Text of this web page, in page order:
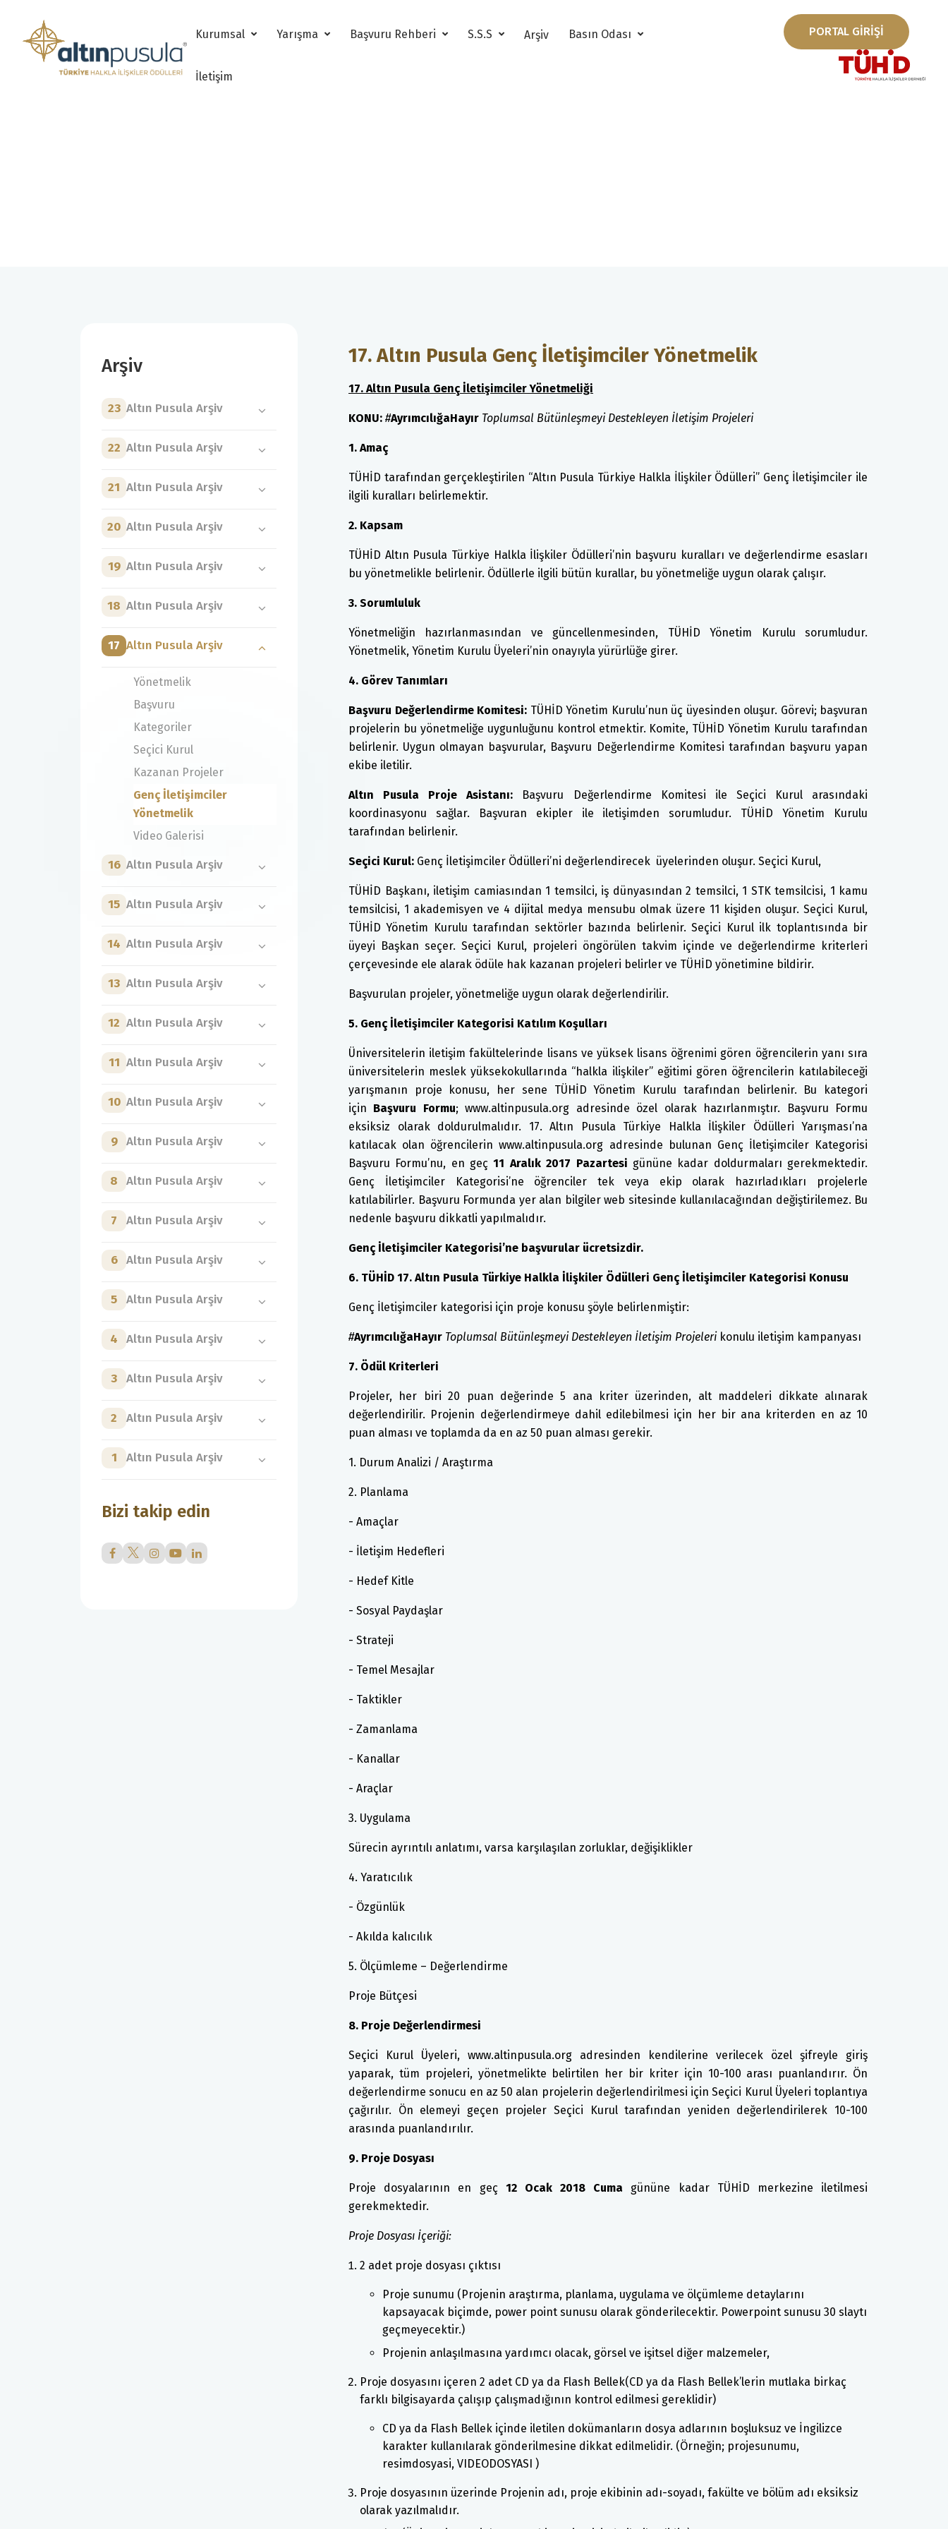
Kurumsal Yarışma Başvuru Rehberi S.S.S Arşiv Basın Odası
İletişim
PORTAL GİRİŞİ
17. Altın Pusula Genç İletişimciler Yönetmelik
17. Altın Pusula Genç İletişimciler Yönetmeliği
KONU: #AyrımcılığaHayır Toplumsal Bütünleşmeyi Destekleyen İletişim Projeleri
1. Amaç
TÜHİD tarafından gerçekleştirilen “Altın Pusula Türkiye Halkla İlişkiler Ödülleri” Genç İletişimciler ile
ilgili kuralları belirlemektir.
2. Kapsam
TÜHİD Altın Pusula Türkiye Halkla İlişkiler Ödülleri’nin başvuru kuralları ve değerlendirme esasları
bu yönetmelikle belirlenir. Ödüllerle ilgili bütün kurallar, bu yönetmeliğe uygun olarak çalışır.
3. Sorumluluk
Yönetmeliğin hazırlanmasından ve güncellenmesinden, TÜHİD Yönetim Kurulu sorumludur.
Yönetmelik, Yönetim Kurulu Üyeleri’nin onayıyla yürürlüğe girer.
4. Görev Tanımları
Başvuru Değerlendirme Komitesi: TÜHİD Yönetim Kurulu’nun üç üyesinden oluşur. Görevi; başvuran
projelerin bu yönetmeliğe uygunluğunu kontrol etmektir. Komite, TÜHİD Yönetim Kurulu tarafından
belirlenir. Uygun olmayan başvurular, Başvuru Değerlendirme Komitesi tarafından başvuru yapan
ekibe iletilir.
Altın Pusula Proje Asistanı: Başvuru Değerlendirme Komitesi ile Seçici Kurul arasındaki
koordinasyonu sağlar. Başvuran ekipler ile iletişimden sorumludur. TÜHİD Yönetim Kurulu
tarafından belirlenir.
Seçici Kurul: Genç İletişimciler Ödülleri’ni değerlendirecek üyelerinden oluşur. Seçici Kurul,
TÜHİD Başkanı, iletişim camiasından 1 temsilci, iş dünyasından 2 temsilci, 1 STK temsilcisi, 1 kamu
temsilcisi, 1 akademisyen ve 4 dijital medya mensubu olmak üzere 11 kişiden oluşur. Seçici Kurul,
TÜHİD Yönetim Kurulu tarafından sektörler bazında belirlenir. Seçici Kurul ilk toplantısında bir
üyeyi Başkan seçer. Seçici Kurul, projeleri öngörülen takvim içinde ve değerlendirme kriterleri
çerçevesinde ele alarak ödüle hak kazanan projeleri belirler ve TÜHİD yönetimine bildirir.
Başvurulan projeler, yönetmeliğe uygun olarak değerlendirilir.
5. Genç İletişimciler Kategorisi Katılım Koşulları
Üniversitelerin iletişim fakültelerinde lisans ve yüksek lisans öğrenimi gören öğrencilerin yanı sıra
üniversitelerin meslek yüksekokullarında “halkla ilişkiler” eğitimi gören öğrencilerin katılabileceği
yarışmanın proje konusu, her sene TÜHİD Yönetim Kurulu tarafından belirlenir. Bu kategori
için Başvuru Formu; www.altinpusula.org adresinde özel olarak hazırlanmıştır. Başvuru Formu
eksiksiz olarak doldurulmalıdır. 17. Altın Pusula Türkiye Halkla İlişkiler Ödülleri Yarışması’na
katılacak olan öğrencilerin www.altinpusula.org adresinde bulunan Genç İletişimciler Kategorisi
Başvuru Formu’nu, en geç11 Aralık 2017 Pazartesi gününe kadar doldurmaları gerekmektedir.
Genç İletişimciler Kategorisi’ne öğrenciler tek veya ekip olarak hazırladıkları projelerle
katılabilirler. Başvuru Formunda yer alan bilgiler web sitesinde kullanılacağından değiştirilemez. Bu
nedenle başvuru dikkatli yapılmalıdır.
Genç İletişimciler Kategorisi’ne başvurular ücretsizdir.
6. TÜHİD 17. Altın Pusula Türkiye Halkla İlişkiler Ödülleri Genç İletişimciler Kategorisi Konusu
Genç İletişimciler kategorisi için proje konusu şöyle belirlenmiştir:
#AyrımcılığaHayır Toplumsal Bütünleşmeyi Destekleyen İletişim Projeleri konulu iletişim kampanyası
7. Ödül Kriterleri
Projeler, her biri 20 puan değerinde 5 ana kriter üzerinden, alt maddeleri dikkate alınarak
değerlendirilir. Projenin değerlendirmeye dahil edilebilmesi için her bir ana kriterden en az 10
puan alması ve toplamda da en az 50 puan alması gerekir.
1. Durum Analizi / Araştırma
2. Planlama
- Amaçlar
- İletişim Hedefleri
- Hedef Kitle
- Sosyal Paydaşlar
- Strateji
- Temel Mesajlar
- Taktikler
- Zamanlama
- Kanallar
- Araçlar
3. Uygulama
Sürecin ayrıntılı anlatımı, varsa karşılaşılan zorluklar, değişiklikler
4. Yaratıcılık
- Özgünlük
- Akılda kalıcılık
5. Ölçümleme – Değerlendirme
Proje Bütçesi
8. Proje Değerlendirmesi
Seçici Kurul Üyeleri, www.altinpusula.org adresinden kendilerine verilecek özel şifreyle giriş
yaparak, tüm projeleri, yönetmelikte belirtilen her bir kriter için 10-100 arası puanlandırır. Ön
değerlendirme sonucu en az 50 alan projelerin değerlendirilmesi için Seçici Kurul Üyeleri toplantıya
çağırılır. Ön elemeyi geçen projeler Seçici Kurul tarafından yeniden değerlendirilerek 10-100
arasında puanlandırılır.
9. Proje Dosyası
Proje dosyalarının en geç 12 Ocak 2018 Cuma gününe kadar TÜHİD merkezine iletilmesi
gerekmektedir.
Proje Dosyası İçeriği:
2 adet proje dosyası çıktısı
Proje sunumu (Projenin araştırma, planlama, uygulama ve ölçümleme detaylarını
kapsayacak biçimde, power point sunusu olarak gönderilecektir. Powerpoint sunusu 30 slaytı
geçmeyecektir.)
Projenin anlaşılmasına yardımcı olacak, görsel ve işitsel diğer malzemeler,
Proje dosyasını içeren 2 adet CD ya da Flash Bellek(CD ya da Flash Bellek’lerin mutlaka birkaç
farklı bilgisayarda çalışıp çalışmadığının kontrol edilmesi gereklidir)
CD ya da Flash Bellek içinde iletilen dokümanların dosya adlarının boşluksuz ve İngilizce
karakter kullanılarak gönderilmesine dikkat edilmelidir. (Örneğin; projesunumu,
resimdosyasi, VIDEODOSYASI )
Proje dosyasının üzerinde Projenin adı, proje ekibinin adı-soyadı, fakülte ve bölüm adı eksiksiz
olarak yazılmalıdır.
Arşiv
23 Altın Pusula Arşiv
22 Altın Pusula Arşiv
21 Altın Pusula Arşiv
20 Altın Pusula Arşiv
19 Altın Pusula Arşiv
18 Altın Pusula Arşiv
17 Altın Pusula Arşiv
Yönetmelik
Başvuru
Kategoriler
Seçici Kurul
Kazanan Projeler
Genç İletişimciler
Yönetmelik
Video Galerisi
16 Altın Pusula Arşiv
15 Altın Pusula Arşiv
14 Altın Pusula Arşiv
13 Altın Pusula Arşiv
12 Altın Pusula Arşiv
11 Altın Pusula Arşiv
10 Altın Pusula Arşiv
9 Altın Pusula Arşiv
8 Altın Pusula Arşiv
7 Altın Pusula Arşiv
6 Altın Pusula Arşiv
5 Altın Pusula Arşiv
4 Altın Pusula Arşiv
3 Altın Pusula Arşiv
2 Altın Pusula Arşiv
1 Altın Pusula Arşiv
Bizi takip edin